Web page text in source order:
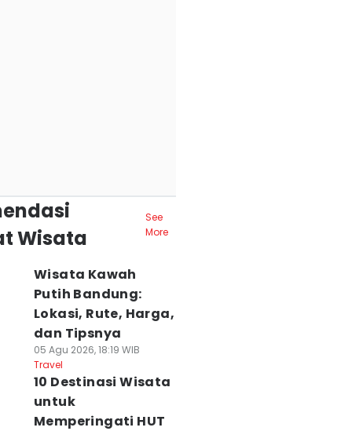
Wisata
See
More
Wisata Kawah
Putih Bandung:
Lokasi, Rute, Harga,
dan Tipsnya
05 Agu 2026, 18:19 WIB
Travel
10 Destinasi Wisata
untuk
Memperingati HUT